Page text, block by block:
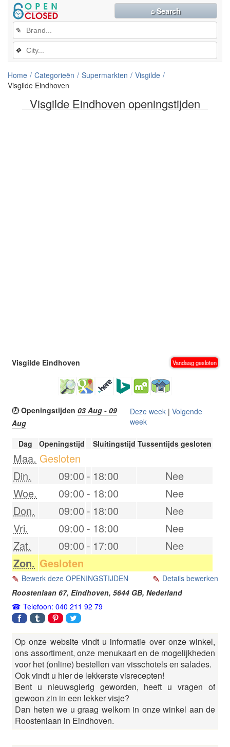
Visgilde Eindhoven openingstijden
✎
❖
⌕ Search
Home Categorieën Supermarkten
Visgilde
Visgilde Eindhoven
Visgilde Eindhoven Vandaag gesloten
🕗 Openingstijden 03 Aug - 09
Aug
Deze week| Volgende
week
Dag Openingstijd Sluitingstijd Tussentijds gesloten
Maa. Gesloten
Din.
09:00 - 18:00
Nee
Woe.
09:00 - 18:00
Nee
Don.
09:00 - 18:00
Nee
Vri.
09:00 - 18:00
Nee
Zat.
09:00 - 17:00
Nee
Zon. Gesloten
Bewerk deze OPENINGSTIJDEN
Details bewerken
Roostenlaan 67, Eindhoven, 5644 GB, Nederland
Telefoon: 040 211 92 79
Op onze website vindt u informatie over onze winkel,
ons assortiment, onze menukaart en de mogelijkheden
voor het (online) bestellen van visschotels en salades.
Ook vindt u hier de lekkerste visrecepten!
Bent u nieuwsgierig geworden, heeft u vragen of
gewoon zin in een lekker visje?
Dan heten we u graag welkom in onze winkel aan de
Roostenlaan in Eindhoven.